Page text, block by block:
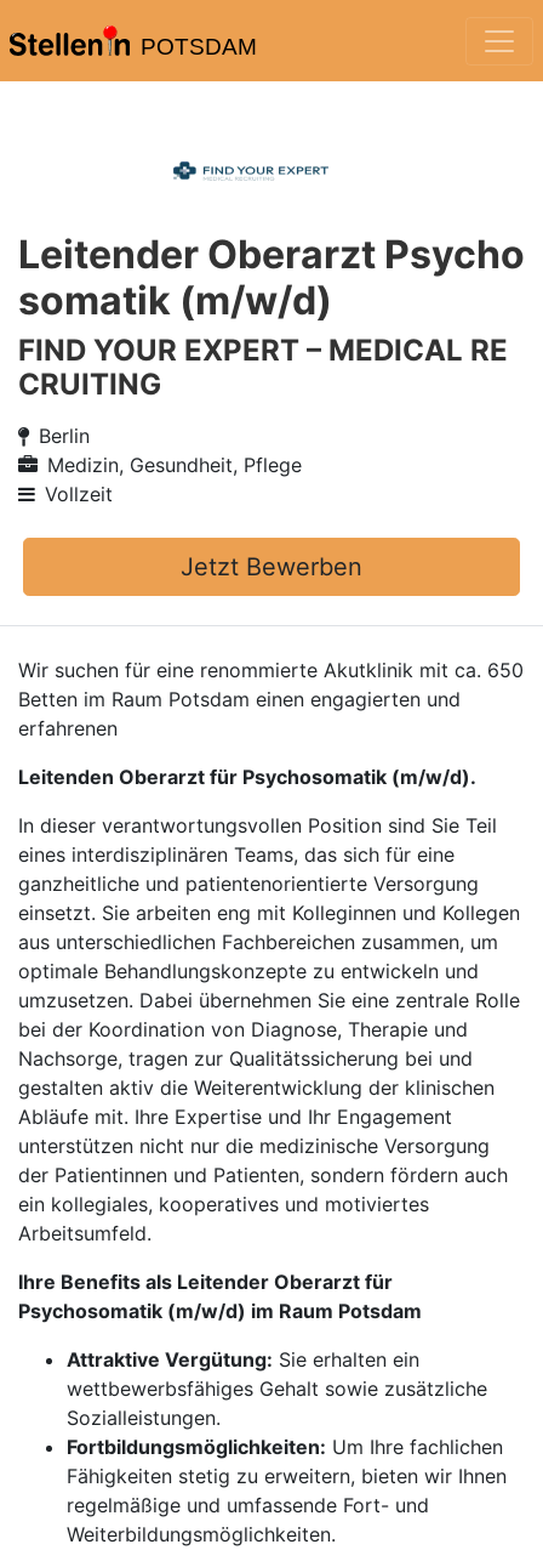
POTSDAM
Leitender Oberarzt Psycho
somatik (m/w/d)
FIND YOUR EXPERT – MEDICAL RE
CRUITING
Berlin
Medizin, Gesundheit, Pflege
Vollzeit
Jetzt Bewerben
Wir suchen für eine renommierte Akutklinik mit ca. 650
Betten im Raum Potsdam einen engagierten und
erfahrenen
Leitenden Oberarzt für Psychosomatik (m/w/d).
In dieser verantwortungsvollen Position sind Sie Teil
eines interdisziplinären Teams, das sich für eine
ganzheitliche und patientenorientierte Versorgung
einsetzt. Sie arbeiten eng mit Kolleginnen und Kollegen
aus unterschiedlichen Fachbereichen zusammen, um
optimale Behandlungskonzepte zu entwickeln und
umzusetzen. Dabei übernehmen Sie eine zentrale Rolle
bei der Koordination von Diagnose, Therapie und
Nachsorge, tragen zur Qualitätssicherung bei und
gestalten aktiv die Weiterentwicklung der klinischen
Abläufe mit. Ihre Expertise und Ihr Engagement
unterstützen nicht nur die medizinische Versorgung
der Patientinnen und Patienten, sondern fördern auch
ein kollegiales, kooperatives und motiviertes
Arbeitsumfeld.
Ihre Benefits als Leitender Oberarzt für
Psychosomatik (m/w/d) im Raum Potsdam
Attraktive Vergütung: Sie erhalten ein
wettbewerbsfähiges Gehalt sowie zusätzliche
Sozialleistungen.
Fortbildungsmöglichkeiten: Um Ihre fachlichen
Fähigkeiten stetig zu erweitern, bieten wir Ihnen
regelmäßige und umfassende Fort- und
Weiterbildungsmöglichkeiten.